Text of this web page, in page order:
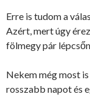
Erre is tudom a
Azért, mert úgy
fölmegy pár
Nekem még most
rosszabb napot és